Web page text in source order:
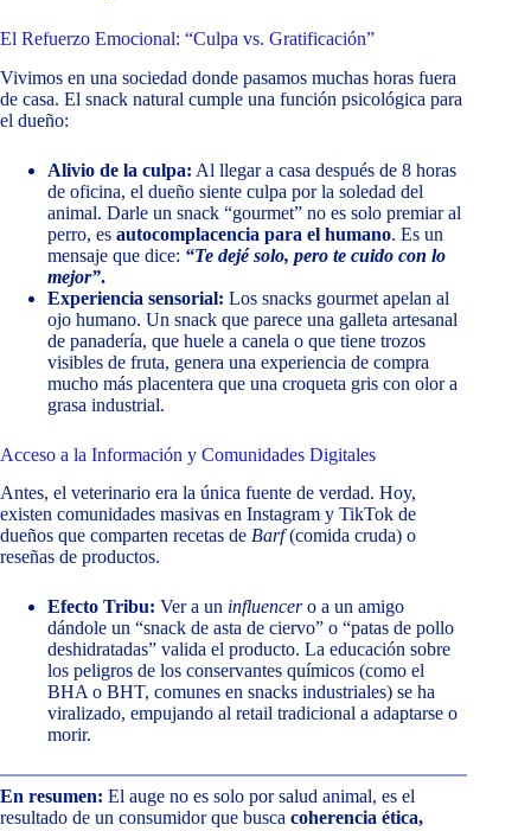
El Refuerzo Emocional: “Culpa vs. Gratificación”
Vivimos en una sociedad donde pasamos muchas horas fuera
de casa. El snack natural cumple una función psicológica para
el dueño:
Alivio de la culpa: Al llegar a casa después de 8 horas
de oficina, el dueño siente culpa por la soledad del
animal. Darle un snack “gourmet” no es solo premiar al
perro, es autocomplacencia para el humano. Es un
mensaje que dice: “Te dejé solo, pero te cuido con lo
mejor”.
Experiencia sensorial: Los snacks gourmet apelan al
ojo humano. Un snack que parece una galleta artesanal
de panadería, que huele a canela o que tiene trozos
visibles de fruta, genera una experiencia de compra
mucho más placentera que una croqueta gris con olor a
grasa industrial.
Acceso a la Información y Comunidades Digitales
Antes, el veterinario era la única fuente de verdad. Hoy,
existen comunidades masivas en Instagram y TikTok de
dueños que comparten recetas de Barf(comida cruda) o
reseñas de productos.
Efecto Tribu: Ver a un influencero a un amigo
dándole un “snack de asta de ciervo” o “patas de pollo
deshidratadas” valida el producto. La educación sobre
los peligros de los conservantes químicos (como el
BHA o BHT, comunes en snacks industriales) se ha
viralizado, empujando al retail tradicional a adaptarse o
morir.
En resumen: El auge no es solo por salud animal, es el
resultado de un consumidor que busca coherencia ética,